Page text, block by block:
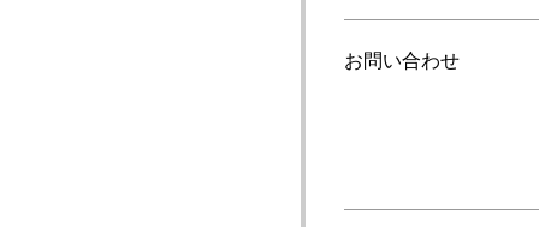
お問い合わせ